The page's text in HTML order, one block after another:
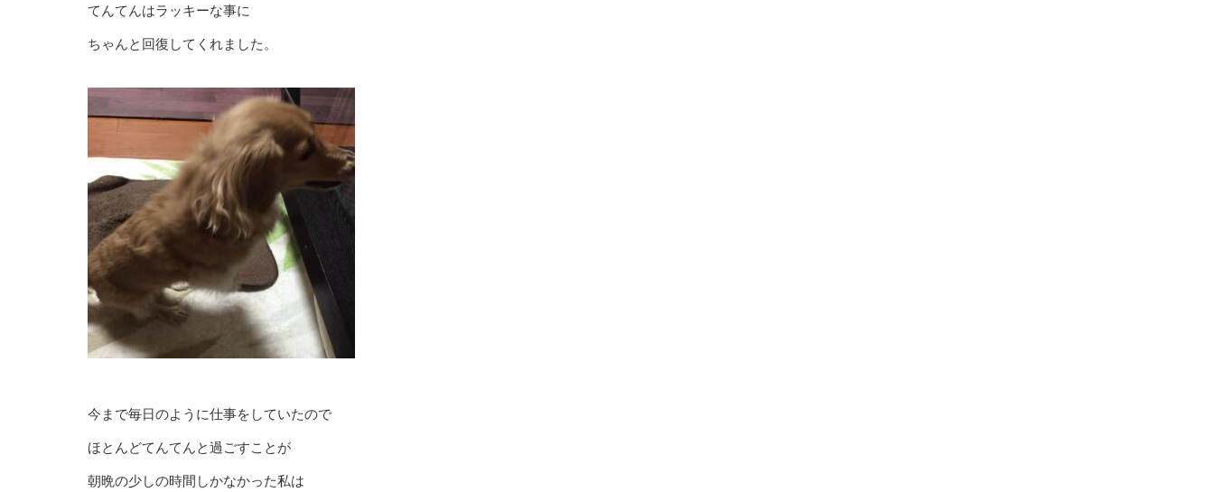
てんてんはラッキーな事に
ちゃんと回復してくれました。
今まで毎日のように仕事をしていたので
ほとんどてんてんと過ごすことが
朝晩の少しの時間しかなかった私は